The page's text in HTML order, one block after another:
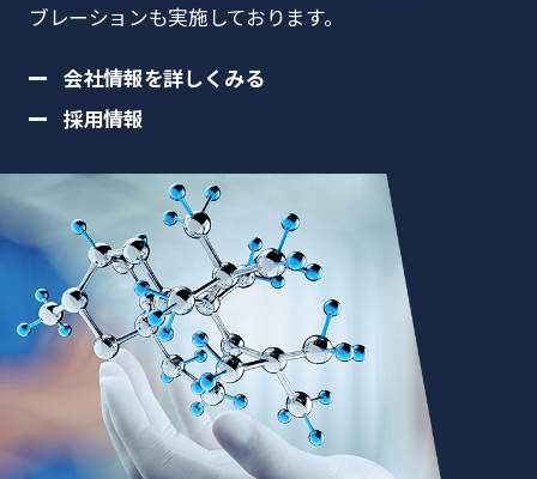
ブレーションも実施しております。
会社情報を詳しくみる
採用情報